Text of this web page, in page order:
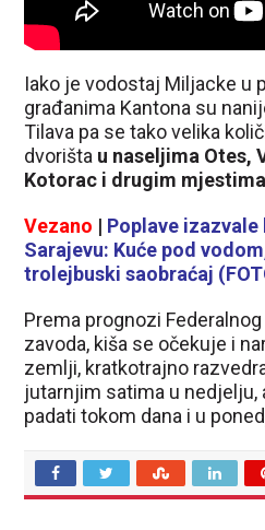
Iako je vodostaj Miljacke u
građanima Kantona su
Tilava pa se tako velika
dvorišta u naseljima Otes,
Kotorac i drugim
Vezano | Poplave
Sarajevu: Kuće pod
trolejbuski saobraćaj
Prema prognozi
zavoda, kiša se očekuje i
zemlji, kratkotrajno
jutarnjim satima u nedjelju,
padati tokom dana i u